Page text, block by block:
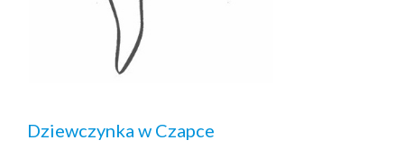
Dziewczynka w Czapce